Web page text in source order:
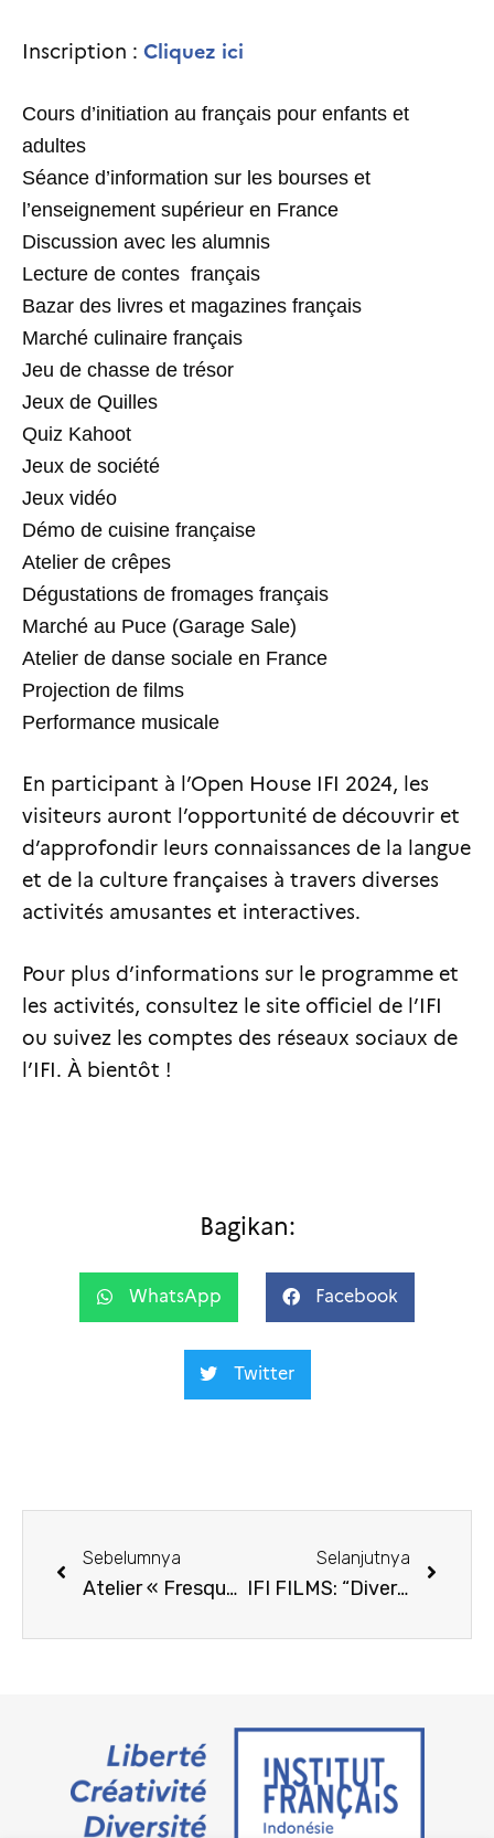
Inscription : Cliquez ici
Cours d’initiation au français pour enfants et
adultes
Séance d’information sur les bourses et
l’enseignement supérieur en France
Discussion avec les alumnis
Lecture de contes français
Bazar des livres et magazines français
Marché culinaire français
Jeu de chasse de trésor
Jeux de Quilles
Quiz Kahoot
Jeux de société
Jeux vidéo
Démo de cuisine française
Atelier de crêpes
Dégustations de fromages français
Marché au Puce (Garage Sale)
Atelier de danse sociale en France
Projection de films
Performance musicale
En participant à l’Open House IFI 2024, les
visiteurs auront l’opportunité de découvrir et
d’approfondir leurs connaissances de la langue
et de la culture françaises à travers diverses
activités amusantes et interactives.
Pour plus d’informations sur le programme et
les activités, consultez le site officiel de l’IFI
ou suivez les comptes des réseaux sociaux de
l’IFI. À bientôt !
Bagikan:
WhatsApp Facebook
Twitter
Sebelumnya
Atelier « Fresque du Climat » septembre 2024 à TMII
Selanjutnya
IFI FILMS: “Divertimento”